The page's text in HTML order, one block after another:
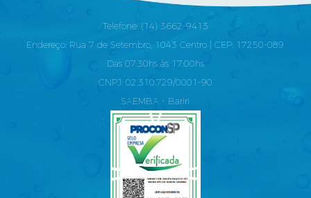
Telefone: (14) 3662-9413
Endereço: Rua 7 de Setembro, 1043 Centro | CEP: 17250-089
Das 07:30hs às 17:00hs
CNPJ: 02.310.729/0001-90
SAEMBA - Bariri